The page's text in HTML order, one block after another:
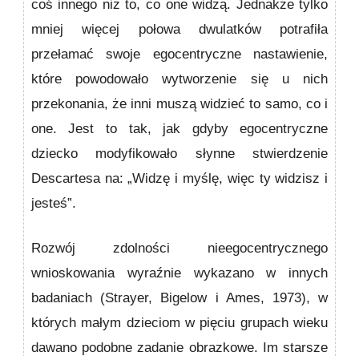
coś innego niż to, co one widzą. Jednakże tylko
mniej więcej połowa dwulatków potrafiła
przełamać swoje egocentryczne nasta­wienie,
które powodowało wytworzenie się u nich
przeko­nania, że inni muszą widzieć to samo, co i
one. Jest to tak, jak gdyby egocentryczne
dziecko modyfikowało słynne stwierdzenie
Descartesa na: „Widzę i myślę, więc ty widzisz i
jesteś”.
Rozwój zdolności nieegocentrycznego
wnioskowania wyraźnie wykazano w innych
badaniach (Strayer, Bigelow i Ames, 1973), w
których małym dzieciom w pięciu grupach wieku
dawano podobne zadanie obrazkowe. Im starsze